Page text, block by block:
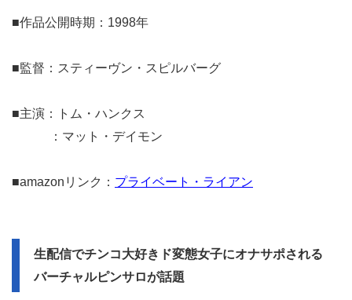
■作品公開時期：1998年
■監督：スティーヴン・スピルバーグ
■主演：トム・ハンクス
：マット・デイモン
■amazonリンク： プライベート・ライアン
生配信でチンコ大好きド変態女子にオナサポされる
バーチャルピンサロが話題